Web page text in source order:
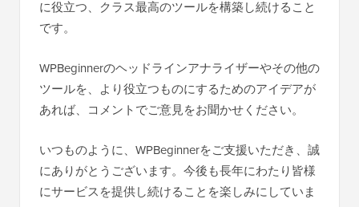
に役立つ、クラス最高のツールを構築し続けること
です。
WPBeginnerのヘッドラインアナライザーやその他の
ツールを、より役立つものにするためのアイデアが
あれば、コメントでご意見をお聞かせください。
いつものように、WPBeginnerをご支援いただき、誠
にありがとうございます。今後も長年にわたり皆様
にサービスを提供し続けることを楽しみにしていま